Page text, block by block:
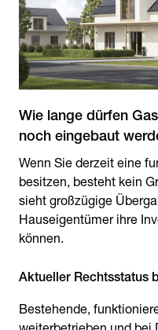
Wie lange dürfen
noch eingebaut
Wenn Sie derzeit eine
besitzen, besteht kein
sieht großzügige
Hauseigentümer ihre
können.
Aktueller Rechtsstatus
Bestehende,